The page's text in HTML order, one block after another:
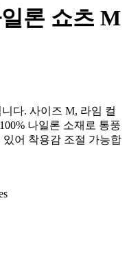
론 쇼츠 M
다. 사이즈 M, 라임 컬
나일론 소재로 통풍
어 착용감 조절 가능합